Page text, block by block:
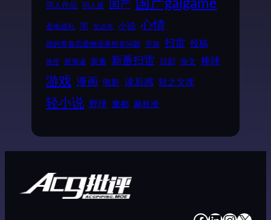
同人作品 同人展 国产
圣地巡礼 宅 安达充 小说 心情
我的青春恋爱物语果然有问题 手游 扫雷 投稿
推理 新海诚 新番 新番扫雷 日剧 杂文 棒球
游戏 漫画 电影 读后感 轻之文库
轻小说 野球 魔都 麻枝准